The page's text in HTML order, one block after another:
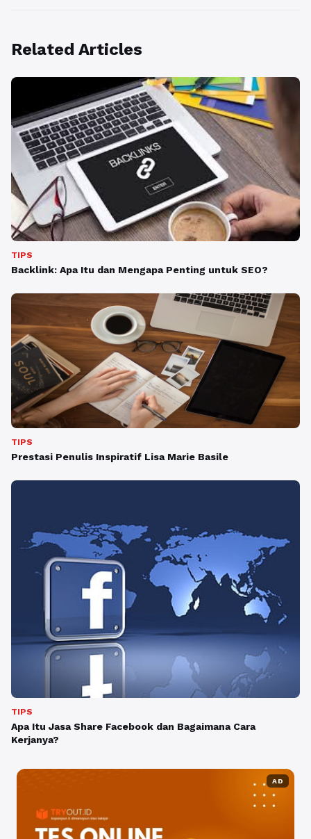
Related Articles
TIPS
Backlink: Apa Itu dan Mengapa Penting untuk SEO?
TIPS
Prestasi Penulis Inspiratif Lisa Marie Basile
TIPS
Apa Itu Jasa Share Facebook dan Bagaimana Cara
Kerjanya?
AD